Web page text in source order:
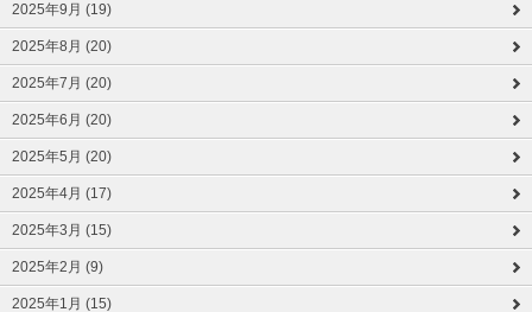
2025年9月 (19)
2025年8月 (20)
2025年7月 (20)
2025年6月 (20)
2025年5月 (20)
2025年4月 (17)
2025年3月 (15)
2025年2月 (9)
2025年1月 (15)